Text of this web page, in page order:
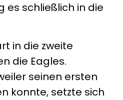
es schließlich in die
in die zweite
die Eagles.
seinen ersten
konnte, setzte sich